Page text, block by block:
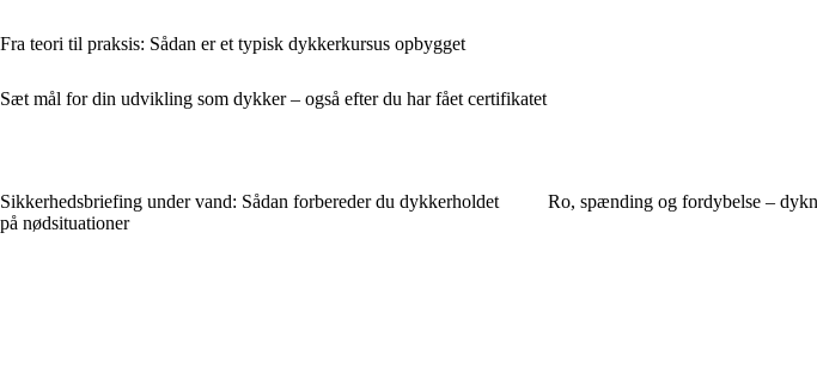
Fra teori til praksis: Sådan er et typisk dykkerkursus opbygget
Sæt mål for din udvikling som dykker – også efter du har fået certifikatet
Sikkerhedsbriefing under vand: Sådan forbereder du dykkerholdet
på nødsituationer
Ro, spænding og fordybelse –